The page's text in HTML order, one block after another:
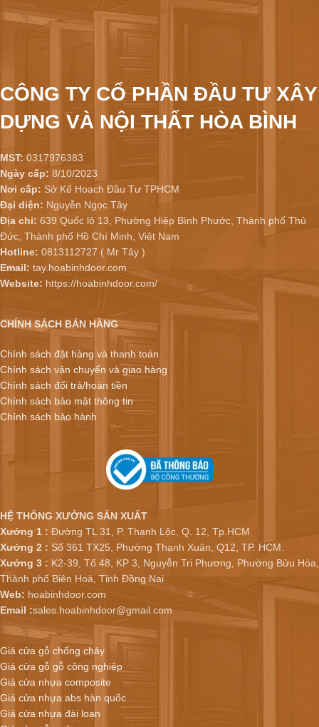
CÔNG TY CỔ PHẦN ĐẦU TƯ XÂY
DỰNG VÀ NỘI THẤT HÒA BÌNH
MST: 0317976383
Ngày cấp: 8/10/2023
Nơi cấp: Sở Kế Hoạch Đầu Tư TPHCM
Đại diện: Nguyễn Ngọc Tây
Địa chỉ: 639 Quốc lộ 13, Phường Hiệp Bình Phước, Thành phố Thủ
Đức, Thành phố Hồ Chí Minh, Việt Nam
Hotline: 0813112727 ( Mr Tây )
Email: tay.hoabinhdoor.com
Website: https://hoabinhdoor.com/
CHÍNH SÁCH BÁN HÀNG
Chính sách đặt hàng và thanh toán
Chính sách vận chuyển và giao hàng
Chính sách đổi trả/hoàn tiền
Chính sách bảo mật thông tin
Chính sách bảo hành
HỆ THỐNG XƯỞNG SẢN XUẤT
Xưởng 1 : Đường TL 31, P. Thạnh Lộc, Q. 12, Tp.HCM
Xưởng 2 : Số 361 TX25, Phường Thạnh Xuân, Q12, TP. HCM.
Xưởng 3 : K2-39, Tổ 48, KP 3, Nguyễn Tri Phương, Phường Bửu Hòa,
Thành phố Biên Hoà, Tỉnh Đồng Nai
Web: hoabinhdoor.com
Email :sales.hoabinhdoor@gmail.com
Giá cửa gỗ chống cháy
Giá cửa gỗ gỗ công nghiệp
Giá cửa nhựa composite
Giá cửa nhựa abs hàn quốc
Giá cửa nhựa đài loan